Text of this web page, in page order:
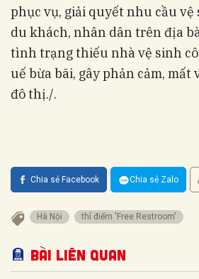
phục vụ, giải quyết nhu cầu vệ
du khách, nhân dân trên địa
tình trạng thiếu nhà vệ sinh
uế bừa bãi, gây phản cảm, mất
đô thị./.
Chia sẻ Facebook Chia sẻ Zalo
Hà Nội thí điểm 'Free Restroom'
Bài liên quan